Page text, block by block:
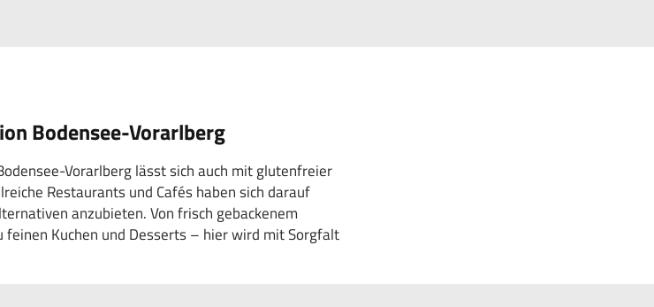
Bodensee-Vorarlberg
Vorarlberg lässt sich auch mit glutenfreier
Restaurants und Cafés haben sich darauf
anzubieten. Von frisch gebackenem
Kuchen und Desserts – hier wird mit Sorgfalt